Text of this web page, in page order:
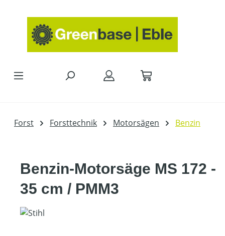
Forst Forsttechnik Motorsägen Benzin
Benzin-Motorsäge MS 172 -
35 cm / PMM3